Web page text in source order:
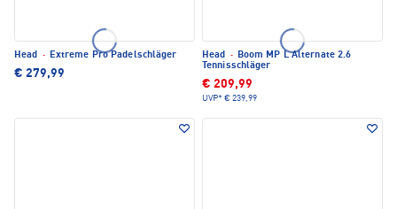
Head · Extreme Pro Padelschläger
€ 279,99
Head · Boom MP L Alternate 2.6
Tennisschläger
€ 209,99
UVP* € 239,99